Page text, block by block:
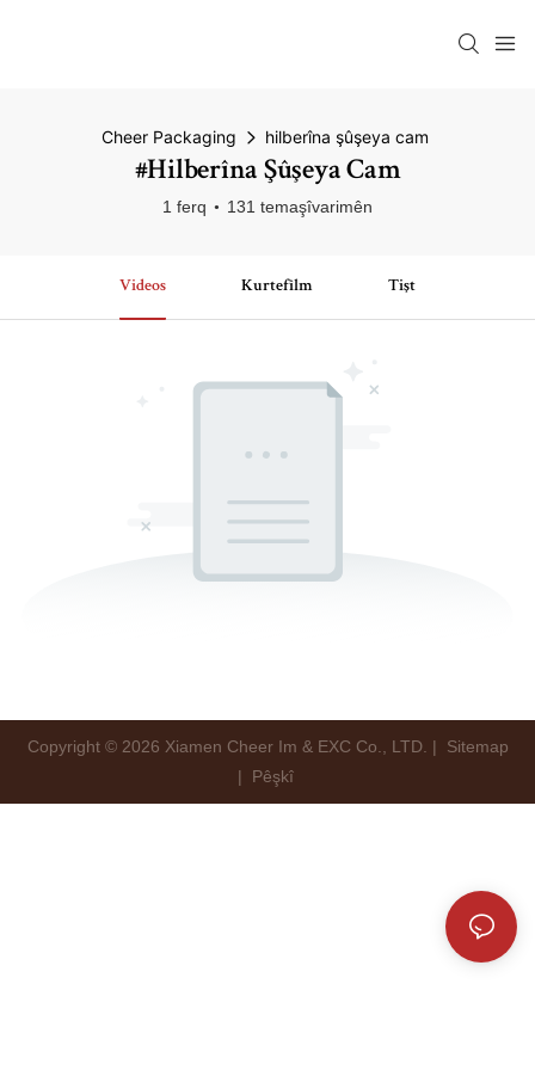
Cheer Packaging hilberîna şûşeya cam
#hilberîna Şûşeya Cam
1 ferq 131 temaşîvarimên
Videos Kurtefîlm Tişt
Copyright © 2026 Xiamen Cheer Im & EXC Co., LTD. |
Sitemap
| Pêşkî